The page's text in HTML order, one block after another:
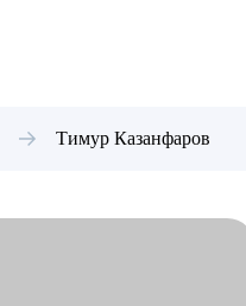
Тимур Казанфаров